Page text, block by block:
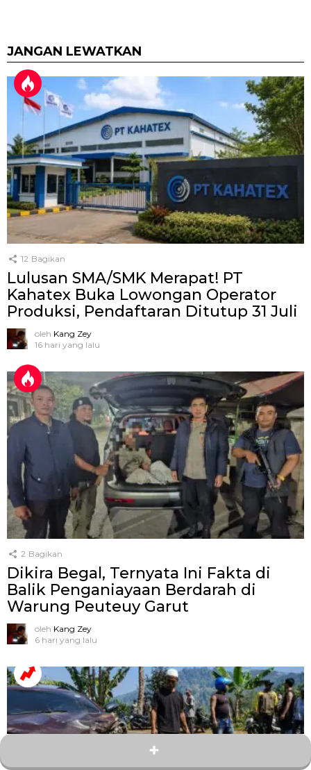
JANGAN LEWATKAN
12 Bagikan
Lulusan SMA/SMK Merapat! PT
Kahatex Buka Lowongan Operator
Produksi, Pendaftaran Ditutup 31 Juli
oleh Kang Zey
16 hari yang lalu
2 Bagikan
Dikira Begal, Ternyata Ini Fakta di
Balik Penganiayaan Berdarah di
Warung Peuteuy Garut
oleh Kang Zey
6 hari yang lalu